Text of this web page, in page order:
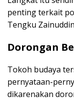
penting terkait
Tengku
Dorongan
Tokoh budaya
pernyataan-
dikarenakan